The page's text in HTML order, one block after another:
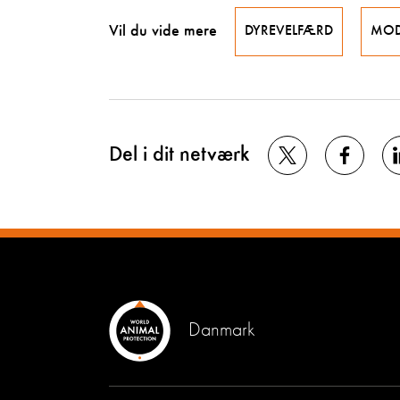
Vil du vide mere DYREVELFÆRD
Del i dit netværk
Danmark